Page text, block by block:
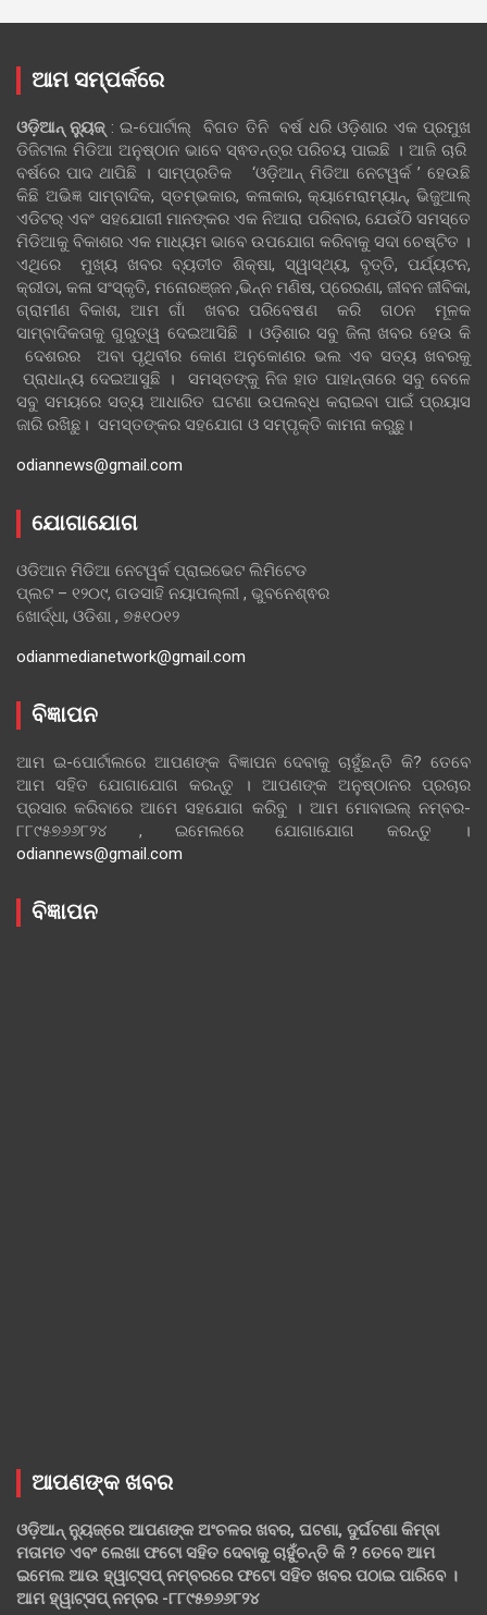
ଆମ ସମ୍ପର୍କରେ
ଓଡ଼ିଆନ୍‍ ନ୍ୟୁଜ୍‍: ଇ-ପୋର୍ଟାଲ୍ ବିଗତ ତିନି ବର୍ଷ ଧରି ଓଡ଼ିଶାର ଏକ ପ୍ରମୁଖ
ଡିଜିଟାଲ ମିଡିଆ ଅନୁଷ୍ଠାନ ଭାବେ ସ୍ଵତନ୍ତ୍ର ପରିଚୟ ପାଇଛି । ଆଜି ଚାରି
ବର୍ଷରେ ପାଦ ଥାପିଛି । ସାମ୍ପ୍ରତିକ ‘ଓଡ଼ିଆନ୍‍ ମିଡିଆ ନେଟୱର୍କ ’ ହେଉଛି
କିଛି ଅଭିଜ୍ଞ ସାମ୍ବାଦିକ, ସ୍ତମ୍ଭକାର, କଳାକାର, କ୍ୟାମେରାମ୍ୟାନ୍, ଭିଜୁଆଲ୍
ଏଡିଟର୍ ଏବଂ ସହଯୋଗୀ ମାନଙ୍କର ଏକ ନିଆରା ପରିବାର, ଯେଉଁଠି ସମସ୍ତେ
ମିଡିଆକୁ ବିକାଶର ଏକ ମାଧ୍ୟମ ଭାବେ ଉପଯୋଗ କରିବାକୁ ସଦା ଚେଷ୍ଟିତ ।
ଏଥିରେ ମୁଖ୍ୟ ଖବର ବ୍ୟତୀତ ଶିକ୍ଷା, ସ୍ୱାସ୍ଥ୍ୟ, ବୃତ୍ତି, ପର୍ଯ୍ୟଟନ,
କ୍ରୀଡା, କଳା ସଂସ୍କୃତି, ମନୋରଞ୍ଜନ ,ଭିନ୍ନ ମଣିଷ, ପ୍ରେରଣା, ଜୀବନ ଜୀବିକା,
ଗ୍ରାମୀଣ ବିକାଶ, ଆମ ଗାଁ ଖବର ପରିବେଷଣ କରି ଗଠନ ମୂଳକ
ସାମ୍ବାଦିକତାକୁ ଗୁରୁତ୍ୱ ଦେଇଆସିଛି । ଓଡ଼ିଶାର ସବୁ ଜିଲା ଖବର ହେଉ କି
ଦେଶରର ଅବା ପୃଥିବୀର କୋଣ ଅନୁକୋଣର ଭଲ ଏବ ସତ୍ୟ ଖବରକୁ
ପ୍ରାଧାନ୍ୟ ଦେଇଆସୁଛି । ସମସ୍ତଙ୍କୁ ନିଜ ହାତ ପାହାନ୍ତାରେ ସବୁ ବେଳେ
ସବୁ ସମୟରେ ସତ୍ୟ ଆଧାରିତ ଘଟଣା ଉପଲବ୍ଧ କରାଇବା ପାଇଁ ପ୍ରୟାସ
ଜାରି ରଖିଛୁ। ସମସ୍ତଙ୍କର ସହଯୋଗ ଓ ସମ୍ପୃକ୍ତି କାମନା କରୁଛୁ।
odiannews@gmail.com
ଯୋଗାଯୋଗ
ଓଡିଆନ ମିଡିଆ ନେଟୱର୍କ ପ୍ରାଇଭେଟ ଲିମିଟେଡ
ପ୍ଲଟ – ୧୨୦୯, ଗଡସାହି ନୟାପଲ୍ଲୀ , ଭୁବନେଶ୍ଵର
ଖୋର୍ଦ୍ଧା, ଓଡିଶା , ୭୫୧୦୧୨
odianmedianetwork@gmail.com
ବିଜ୍ଞାପନ
ଆମ ଇ-ପୋର୍ଟାଲରେ ଆପଣଙ୍କ ବିଜ୍ଞାପନ ଦେବାକୁ ଚାହୁଁଛନ୍ତି କି? ତେବେ
ଆମ ସହିତ ଯୋଗାଯୋଗ କରନ୍ତୁ । ଆପଣଙ୍କ ଅନୁଷ୍ଠାନର ପ୍ରଚାର
ପ୍ରସାର କରିବାରେ ଆମେ ସହଯୋଗ କରିବୁ । ଆମ ମୋବାଇଲ୍ ନମ୍ବର-
୮୮୯୫୭୬୬୮୨୪ , ଇମେଲରେ ଯୋଗାଯୋଗ କରନ୍ତୁ ।
odiannews@gmail.com
ବିଜ୍ଞାପନ
ଆପଣଙ୍କ ଖବର
ଓଡ଼ିଆନ୍ ନ୍ୟୁଜ୍‌ରେ ଆପଣଙ୍କ ଅଂଚଳର ଖବର, ଘଟଣା, ଦୁର୍ଘଟଣା କିମ୍ବା
ମତାମତ ଏବଂ ଲେଖା ଫଟୋ ସହିତ ଦେବାକୁ ଚାହୁଁଚନ୍ତି କି ? ତେବେ ଆମ
ଇମେଲ ଆଉ ହ୍ୱାଟ୍‌ସପ୍ ନମ୍ବରରେ ଫଟୋ ସହିତ ଖବର ପଠାଇ ପାରିବେ ।
ଆମ ହ୍ୱାଟ୍‌ସପ୍ ନମ୍ବର -୮୮୯୫୭୬୬୮୨୪